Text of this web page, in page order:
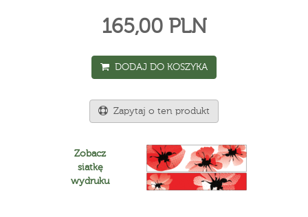
165,00 PLN
DODAJ DO KOSZYKA
Zapytaj o ten produkt
Zobacz
siatkę
wydruku